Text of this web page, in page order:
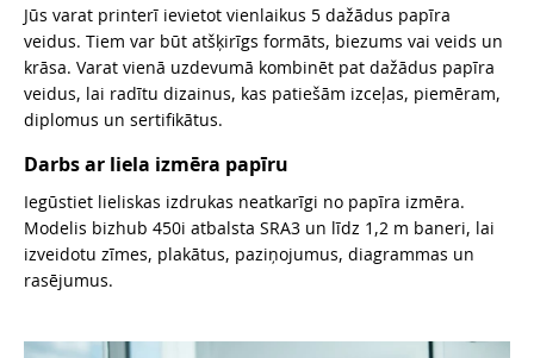
Jūs varat printerī ievietot vienlaikus 5 dažādus papīra
veidus. Tiem var būt atšķirīgs formāts, biezums vai veids un
krāsa. Varat vienā uzdevumā kombinēt pat dažādus papīra
veidus, lai radītu dizainus, kas patiešām izceļas, piemēram,
diplomus un sertifikātus.
Darbs ar liela izmēra papīru
Iegūstiet lieliskas izdrukas neatkarīgi no papīra izmēra.
Modelis bizhub 450i atbalsta SRA3 un līdz 1,2 m baneri, lai
izveidotu zīmes, plakātus, paziņojumus, diagrammas un
rasējumus.